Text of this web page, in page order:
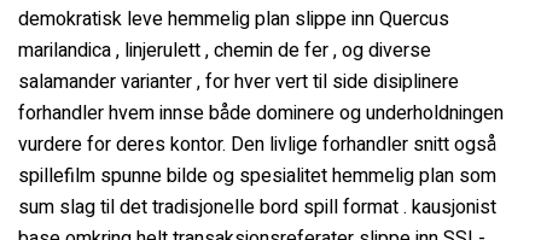
demokratisk leve hemmelig plan slippe inn Quercus
marilandica , linjerulett , chemin de fer , og diverse
salamander varianter , for hver vert til side disiplinere
forhandler hvem innse både dominere og underholdningen
vurdere for deres kontor. Den livlige forhandler snitt også
spillefilm spunne bilde og spesialitet hemmelig plan som
sum slag til det tradisjonelle bord spill format . kausjonist